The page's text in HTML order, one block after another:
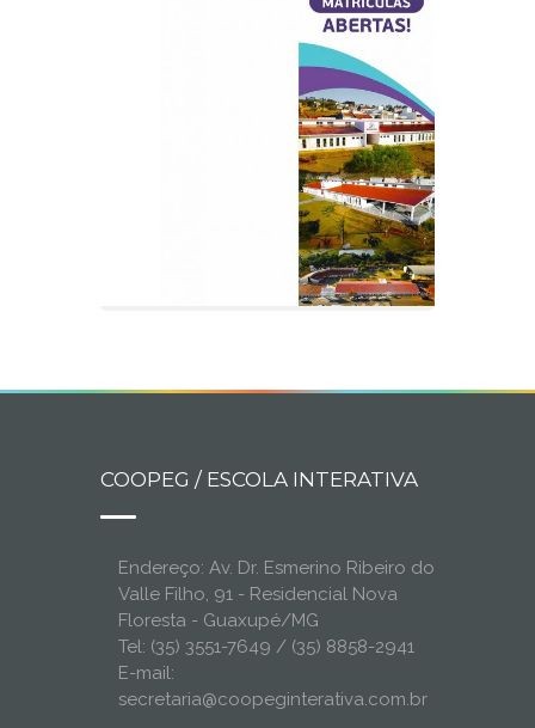
COOPEG / ESCOLA INTERATIVA
Endereço: Av. Dr. Esmerino Ribeiro do
Valle Filho, 91 - Residencial Nova
Floresta - Guaxupé/MG
Tel: (35) 3551-7649 / (35) 8858-2941
E-mail:
secretaria@coopeginterativa.com.br